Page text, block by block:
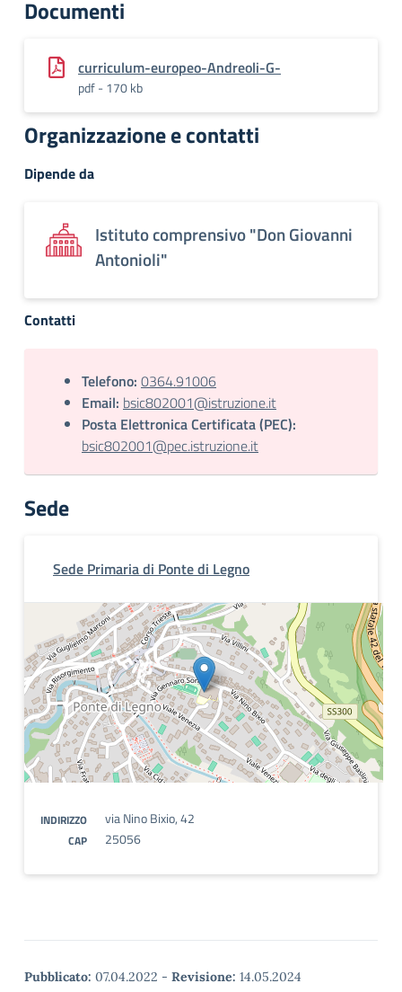
Documenti
curriculum-europeo-Andreoli-G-
pdf - 170 kb
Organizzazione e contatti
Dipende da
Istituto comprensivo "Don Giovanni
Antonioli"
Contatti
Telefono: 0364.91006
Email: bsic802001@istruzione.it
Posta Elettronica Certificata (PEC):
bsic802001@pec.istruzione.it
Sede
Sede Primaria di Ponte di Legno
INDIRIZZO via Nino Bixio, 42
CAP 25056
Pubblicato: 07.04.2022 - Revisione: 14.05.2024